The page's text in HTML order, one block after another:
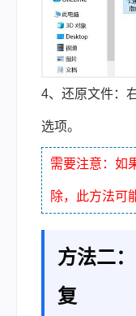
4、还原文件：
选项。
需要注意：如
除，此方法可
方法二
复